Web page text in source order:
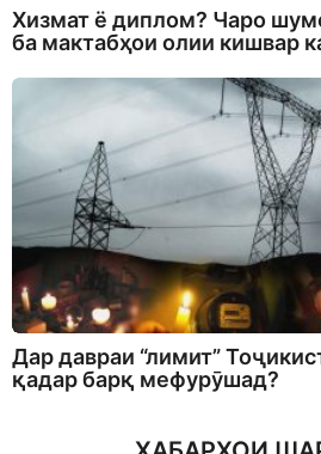
Хизмат ё диплом? Чаро
ба мактабҳои олии кишвар
Дар давраи “лимит”
қадар барқ мефурӯшад?